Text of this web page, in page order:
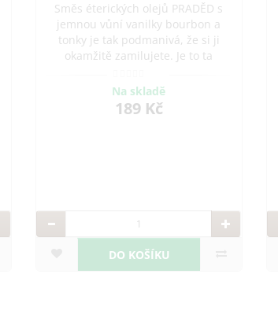
Směs éterických olejů PRADĚD s
jemnou vůní vanilky bourbon a
tonky je tak podmanivá, že si ji
okamžitě zamilujete. Je to ta
sladká, oblíbená zejména mezi
muži. Vůně vanilky působí
harmonizačně, uvolňuje hormon
Na skladě
189 Kč
DO KOŠÍKU